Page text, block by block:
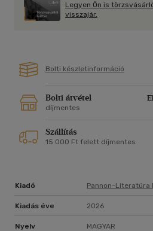
Legyen Ön is
visszajár.
Bolti készletinformáció
Bolti átvétel
díjmentes
Szállítás
15 000 Ft felett díjmentes
Kiadó Pannon-Literatúra
Kiadás éve 2026
Nyelv MAGYAR